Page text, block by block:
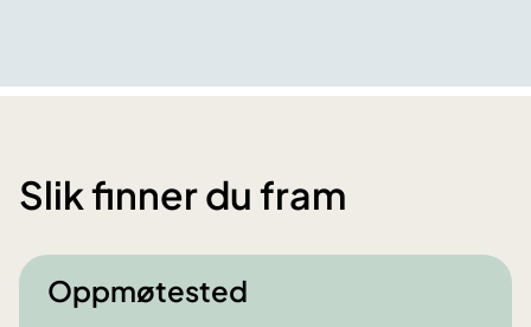
Slik finner du fram
Oppmøtested